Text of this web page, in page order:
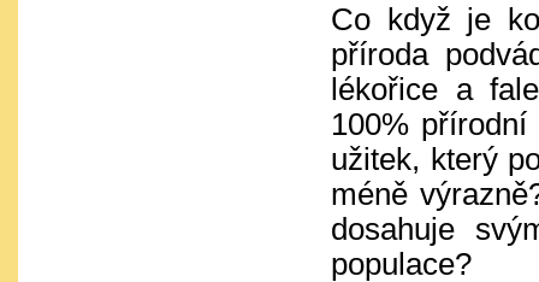
Co když je
příroda
lékořice a
100% přírodní
užitek, který
méně
dosahuje
populace?